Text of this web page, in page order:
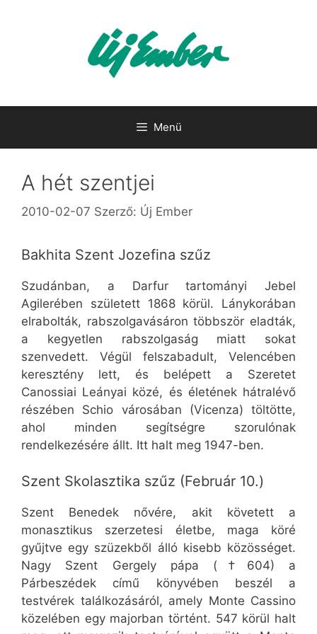
Menü
A hét szentjei
2010-02-07 Szerző: Új Ember
Bakhita Szent Jozefina szűz
Szudánban, a Darfur tartományi Jebel
Agilerében született 1868 körül. Lánykorában
elrabolták, rabszolgavásáron többször eladták,
a kegyetlen rabszolgaság miatt sokat
szenvedett. Végül felszabadult, Velencében
keresztény lett, és belépett a Szeretet
Canossiai Leányai közé, és életének hátralévő
részében Schio városában (Vicenza) töltötte,
ahol minden segítségre szorulónak
rendelkezésére állt. Itt halt meg 1947-ben.
Szent Skolasztika szűz (Február 10.)
Szent Benedek nővére, akit követett a
monasztikus szerzetesi életbe, maga köré
gyűjtve egy szüzekből álló kisebb közösséget.
Nagy Szent Gergely pápa (†604) a
Párbeszédek című könyvében beszél a
testvérek találkozásáról, amely Monte Cassino
közelében egy majorban történt. 547 körül halt